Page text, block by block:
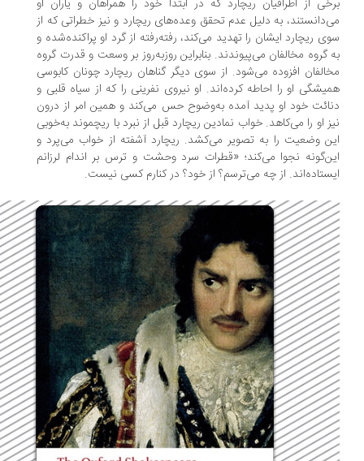
از اطرافیان ریچارد که در ابتدا خود را همراهان و یاران او
به دلیل عدم تحقق وعده‌های ریچارد و نیز خطراتی که از
ریچارد ایشان را تهدید می‌کند، رفته‌رفته از گرد او پراکنده‌شده و
گروه مخالفان می‌پیوندند. بنابراین روزبه‌روز بر وسعت و قدرت گروه
افزوده می‌شود. از سوی دیگر گناهان ریچارد چونان کابوسی
او را احاطه کرده‌اند. او نیروی نفرینی را که از سیاه قلبی و
خود او پدید آمده به‌وضوح حس می‌کند و همین امر از درون
او را می‌کاهد. خواب نمادین ریچارد قبل از نبرد با ریچموند به‌خوبی
وضعیت را به تصویر می‌کشد. ریچارد آشفته از خواب می‌پرد و
نجوا می‌کند؛ «قطرات سرد وحشت و ترس بر اندام لرزانم
از چه می‌ترسم؟ از خود؟ در کنارم کسی نیست.